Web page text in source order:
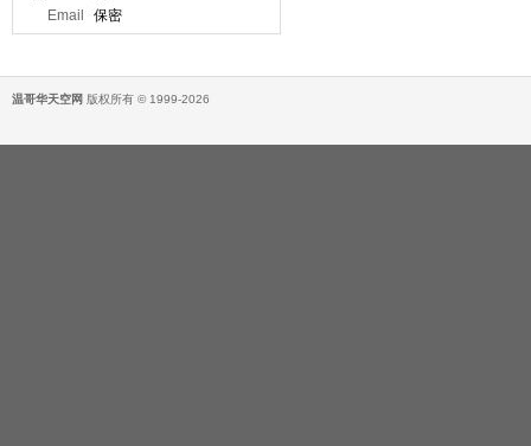
Email
保密
温哥华天空网 版权所有 © 1999-2026